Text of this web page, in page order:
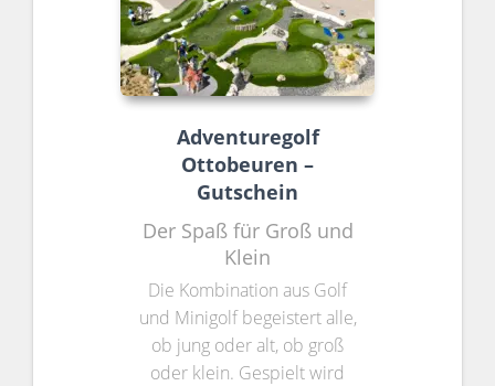
Adventuregolf
Ottobeuren –
Gutschein
Der Spaß für Groß und
Klein
Die Kombination aus Golf
und Minigolf begeistert alle,
ob jung oder alt, ob groß
oder klein. Gespielt wird